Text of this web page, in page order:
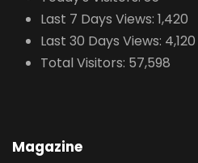
Last 7 Days Views: 1,420
Last 30 Days Views: 4,120
Total Visitors: 57,598
Magazine